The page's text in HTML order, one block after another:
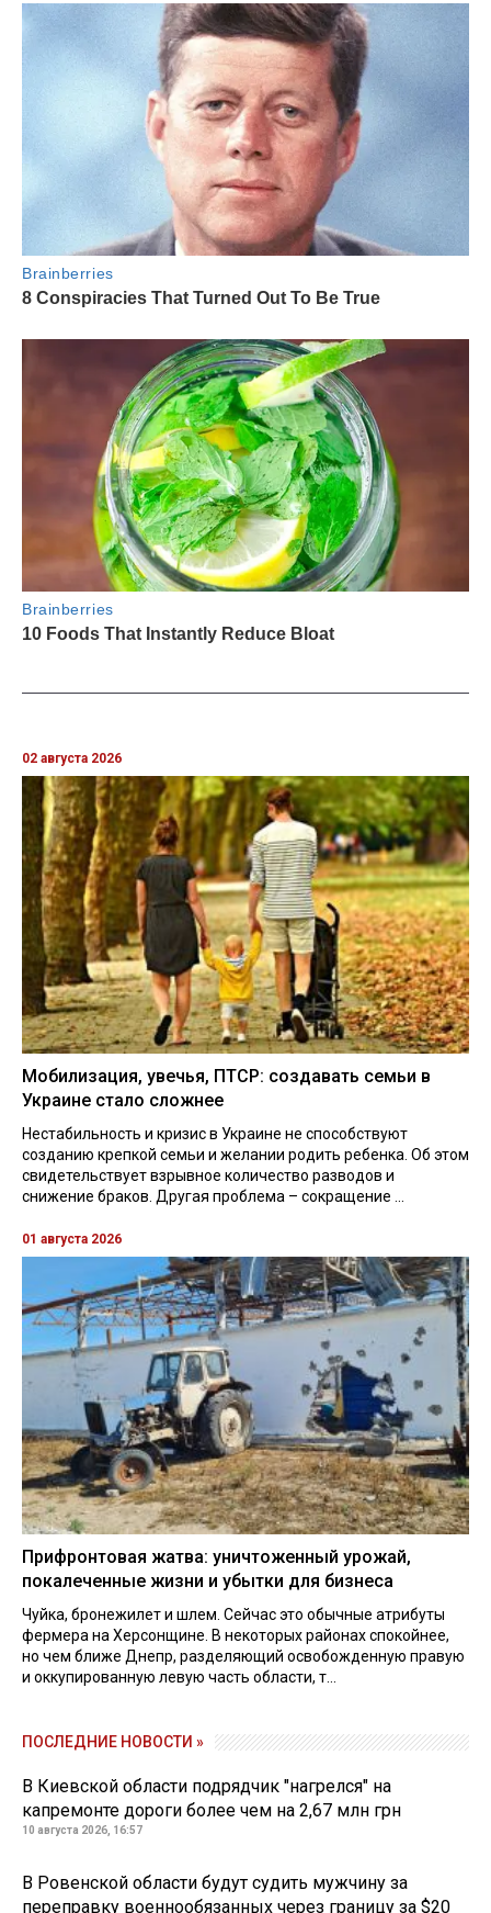
02 августа 2026
Мобилизация, увечья, ПТСР: создавать семьи в
Украине стало сложнее
Нестабильность и кризис в Украине не способствуют
созданию крепкой семьи и желании родить ребенка. Об этом
свидетельствует взрывное количество разводов и
снижение браков. Другая проблема – сокращение ...
01 августа 2026
Прифронтовая жатва: уничтоженный урожай,
покалеченные жизни и убытки для бизнеса
Чуйка, бронежилет и шлем. Сейчас это обычные атрибуты
фермера на Херсонщине. В некоторых районах спокойнее,
но чем ближе Днепр, разделяющий освобожденную правую
и оккупированную левую часть области, т...
ПОСЛЕДНИЕ НОВОСТИ »
В Киевской области подрядчик "нагрелся" на
капремонте дороги более чем на 2,67 млн грн
10 августа 2026, 16:57
В Ровенской области будут судить мужчину за
переправку военнообязанных через границу за $20